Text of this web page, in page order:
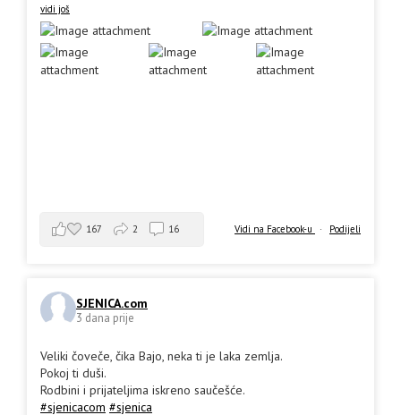
vidi još
Vidi na Facebook-u · Podijeli
167 2 16
SJENICA.com
3 dana prije
Veliki čoveče, čika Bajo, neka ti je laka zemlja.
Pokoj ti duši.
Rodbini i prijateljima iskreno saučešće.
#sjenicacom #sjenica